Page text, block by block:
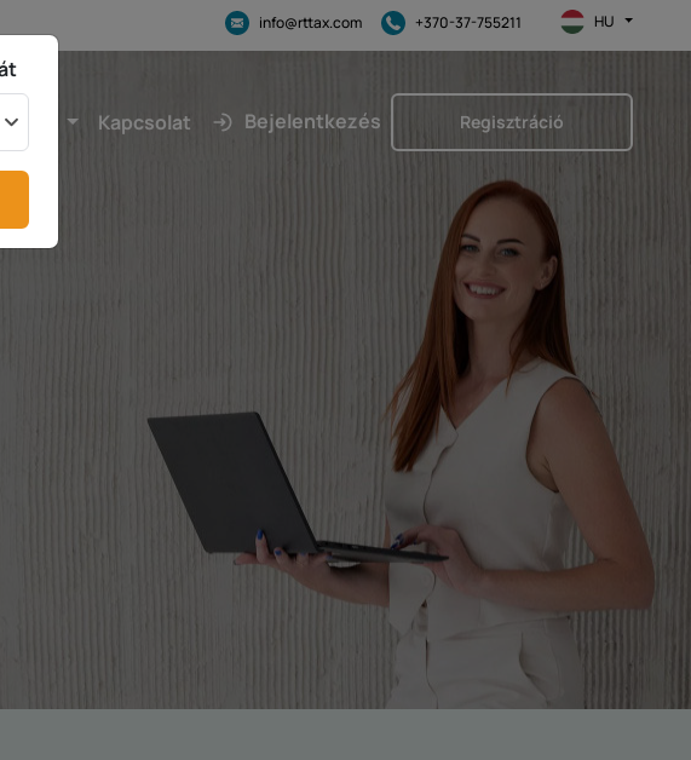
info@rttax.com +370-37-755211 HU
Kapcsolat Bejelentkezés Regisztráció